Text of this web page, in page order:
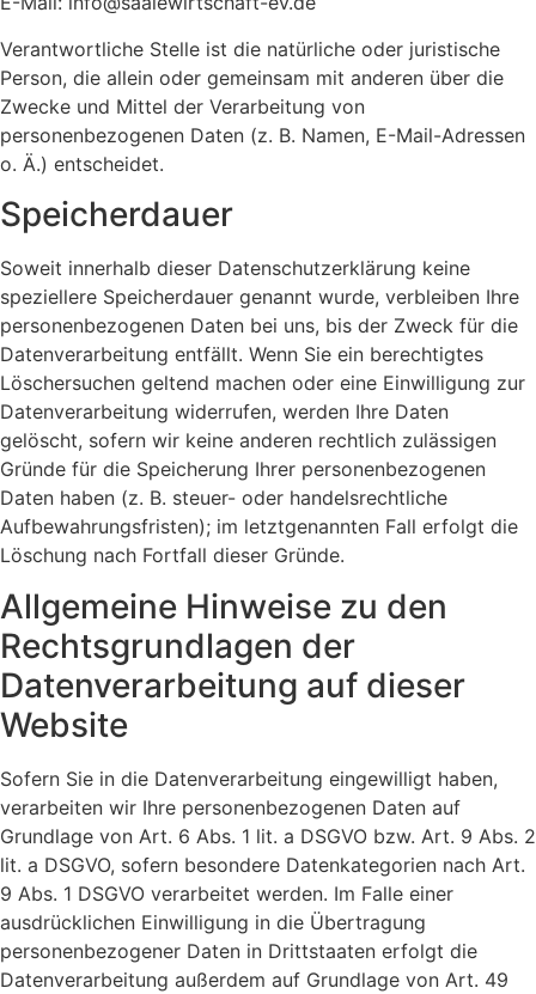
Verantwortliche Stelle ist die natürliche oder juristische
Person, die allein oder gemeinsam mit anderen über die
Zwecke und Mittel der Verarbeitung von
personenbezogenen Daten (z. B. Namen, E-Mail-Adressen
o. Ä.) entscheidet.
Speicherdauer
Soweit innerhalb dieser Datenschutzerklärung keine
speziellere Speicherdauer genannt wurde, verbleiben Ihre
personenbezogenen Daten bei uns, bis der Zweck für die
Datenverarbeitung entfällt. Wenn Sie ein berechtigtes
Löschersuchen geltend machen oder eine Einwilligung zur
Datenverarbeitung widerrufen, werden Ihre Daten
gelöscht, sofern wir keine anderen rechtlich zulässigen
Gründe für die Speicherung Ihrer personenbezogenen
Daten haben (z. B. steuer- oder handelsrechtliche
Aufbewahrungsfristen); im letztgenannten Fall erfolgt die
Löschung nach Fortfall dieser Gründe.
Allgemeine Hinweise zu den
Rechtsgrundlagen der
Datenverarbeitung auf dieser
Website
Sofern Sie in die Datenverarbeitung eingewilligt haben,
verarbeiten wir Ihre personenbezogenen Daten auf
Grundlage von Art. 6 Abs. 1 lit. a DSGVO bzw. Art. 9 Abs. 2
lit. a DSGVO, sofern besondere Datenkategorien nach Art.
9 Abs. 1 DSGVO verarbeitet werden. Im Falle einer
ausdrücklichen Einwilligung in die Übertragung
personenbezogener Daten in Drittstaaten erfolgt die
Datenverarbeitung außerdem auf Grundlage von Art. 49